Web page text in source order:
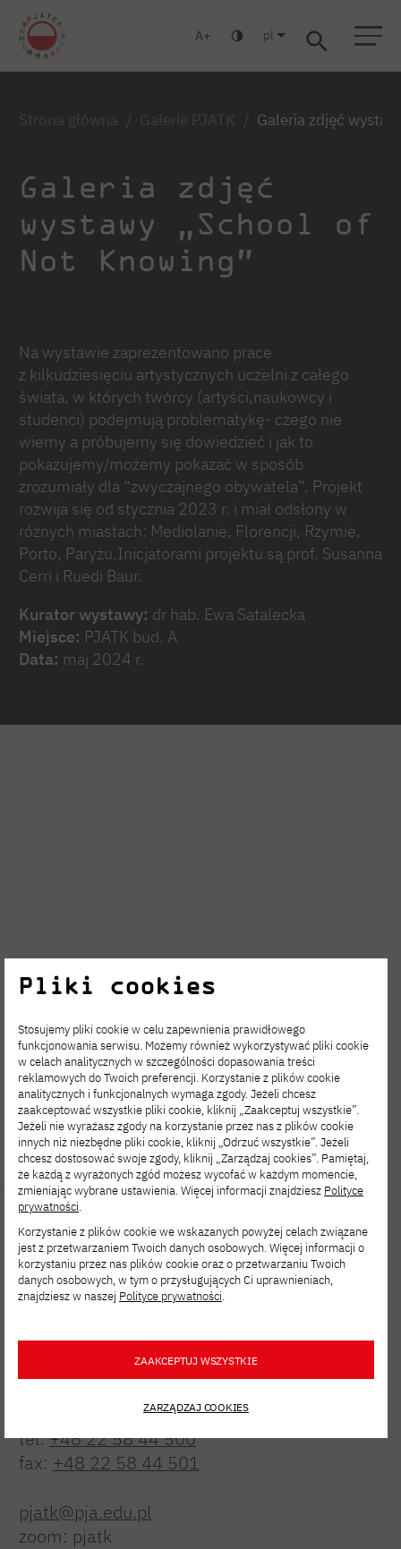
Warszawa Gdańsk Liceum Studia podyplomowe Studia MBA
A pl
Zaloguj się
Strona główna Galerie PJATK Galeria zdjęć
Galeria zdjęć
wystawy „School of
Not Knowing”
Na wystawie zaprezentowano prace
z kilkudziesięciu artystycznych uczelni z całego
świata, w których twórcy (artyści,naukowcy i
studenci) podejmują problematykę- czego nie
wiemy a próbujemy się dowiedzieć i jak to
pokazujemy/możemy pokazać w sposób
zrozumiały dla “zwyczajnego obywatela”. Projekt
rozwija się od stycznia 2023 r. i miał odsłony w
różnych miastach: Mediolanie, Florencji, Rzymie,
Porto, Paryżu.Inicjatorami projektu są prof. Susanna
Cerri i Ruedi Baur.
Kurator wystawy: dr hab. Ewa Satalecka
Miejsce: PJATK bud. A
Data: maj 2024 r.
Polsko-Japońska Akademia
Technik Komputerowych
tel:+48 22 58 44 500
fax: +48 22 58 44 501
pjatk@pja.edu.pl
zoom: pjatk
Pliki cookies
Stosujemy pliki cookie w celu zapewnienia prawidłowego
funkcjonowania serwisu. Możemy również wykorzystywać pliki cookie
w celach analitycznych w szczególności dopasowania treści
reklamowych do Twoich preferencji. Korzystanie z plików cookie
analitycznych i funkcjonalnych wymaga zgody. Jeżeli chcesz
zaakceptować wszystkie pliki cookie, kliknij „Zaakceptuj wszystkie”.
Jeżeli nie wyrażasz zgody na korzystanie przez nas z plików cookie
innych niż niezbędne pliki cookie, kliknij „Odrzuć wszystkie”. Jeżeli
chcesz dostosować swoje zgody, kliknij „Zarządzaj cookies”. Pamiętaj,
że każdą z wyrażonych zgód możesz wycofać w każdym momencie,
zmieniając wybrane ustawienia. Więcej informacji znajdziesz Polityce
prywatności.
Korzystanie z plików cookie we wskazanych powyżej celach związane
jest z przetwarzaniem Twoich danych osobowych. Więcej informacji o
korzystaniu przez nas plików cookie oraz o przetwarzaniu Twoich
danych osobowych, w tym o przysługujących Ci uprawnieniach,
znajdziesz w naszej Polityce prywatności.
ZAAKCEPTUJ WSZYSTKIE
ZARZĄDZAJ COOKIES